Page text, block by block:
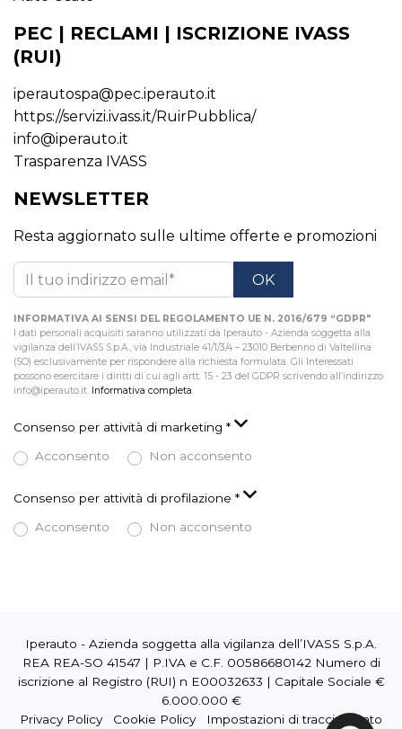
PEC | RECLAMI | ISCRIZIONE IVASS
(RUI)
iperautospa@pec.iperauto.it
https://servizi.ivass.it/RuirPubblica/
info@iperauto.it
Trasparenza IVASS
NEWSLETTER
Resta aggiornato sulle ultime offerte e promozioni
INFORMATIVA AI SENSI DEL REGOLAMENTO UE N. 2016/679 “GDPR"
I dati personali acquisiti saranno utilizzati da Iperauto - Azienda soggetta alla
vigilanza dell’IVASS S.p.A., via Industriale 41/1/3/4 – 23010 Berbenno di Valtellina
(SO) esclusivamente per rispondere alla richiesta formulata. Gli Interessati
possono esercitare i diritti di cui agli artt. 15 - 23 del GDPR scrivendo all’indirizzo
info@iperauto.it. Informativa completa.
Consenso per attività di marketing *
Acconsento
Non acconsento
Consenso per attività di profilazione *
Acconsento
Non acconsento
Iperauto - Azienda soggetta alla vigilanza dell’IVASS S.p.A.
REA REA-SO 41547 | P.IVA e C.F. 00586680142 Numero di
iscrizione al Registro (RUI) n E00032633 | Capitale Sociale €
6.000.000 €
Privacy Policy
Cookie Policy Impostazioni di tracciamento